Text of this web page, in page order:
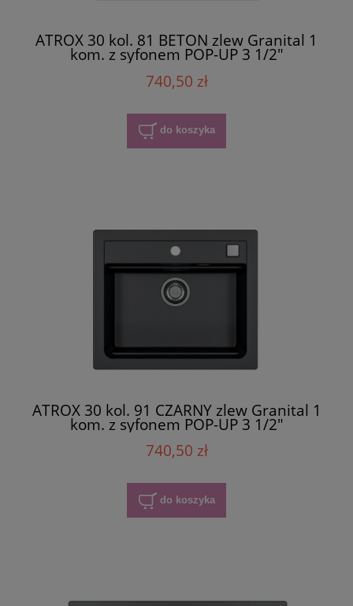
ATROX 30 kol. 81 BETON zlew Granital 1
kom. z syfonem POP-UP 3 1/2"
740,50 zł
do koszyka
ATROX 30 kol. 91 CZARNY zlew Granital 1
kom. z syfonem POP-UP 3 1/2"
740,50 zł
do koszyka